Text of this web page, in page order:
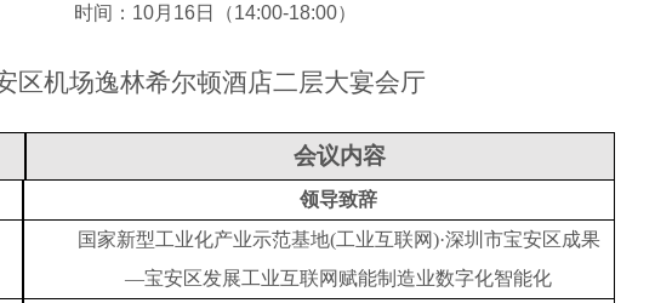
时间：10月16日（14:00-18:00）
区机场逸林希尔顿酒店二层大宴会厅
会议内容
领导致辞
国家新型工业化产业示范基地(工业互联网)·深圳市宝安区成果
—宝安区发展工业互联网赋能制造业数字化智能化